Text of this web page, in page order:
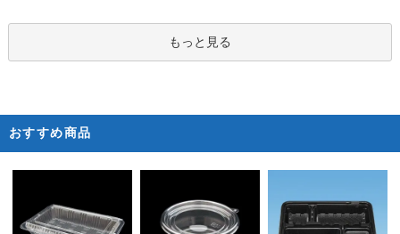
もっと見る
おすすめ商品